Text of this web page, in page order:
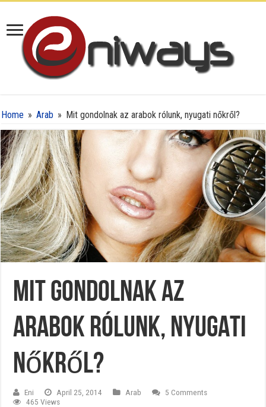
Home » Arab » Mit gondolnak az arabok rólunk, nyugati nőkről?
Mit gondolnak az
arabok rólunk, nyugati
nőkről?
Eni April 25, 2014 Arab
5 Comments
465 Views